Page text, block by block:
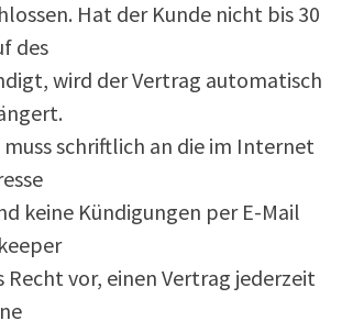
Hat der Kunde nicht bis 30
des
wird der Vertrag automatisch
muss schriftlich an die im Internet
keine Kündigungen per E-Mail
Recht vor, einen Vertrag jederzeit